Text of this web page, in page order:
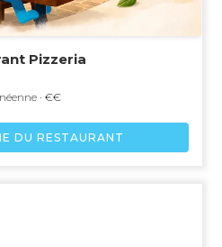
Pizzeria
· €€
DU RESTAURANT